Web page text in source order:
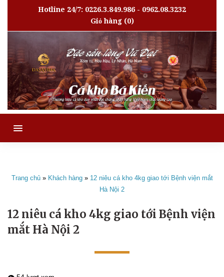
Hotline 24/7: 0226.3.849.986 - 0962.08.3232
Giỏ hàng(0)
MENU
Trang chủ» Khách hàng» 12 niêu cá kho 4kg giao tới Bệnh viện mắt
Hà Nội 2
12 niêu cá kho 4kg giao tới Bệnh viện
mắt Hà Nội 2